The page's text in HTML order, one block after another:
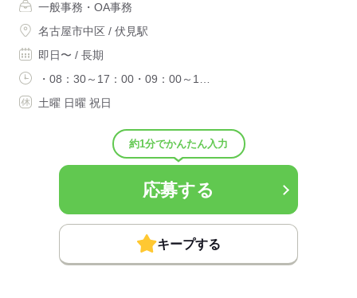
一般事務・OA事務
名古屋市中区 / 伏見駅
即日〜 / 長期
・08：30～17：00・09：00～1…
土曜 日曜 祝日
約1分でかんたん入力
応募する
キープする